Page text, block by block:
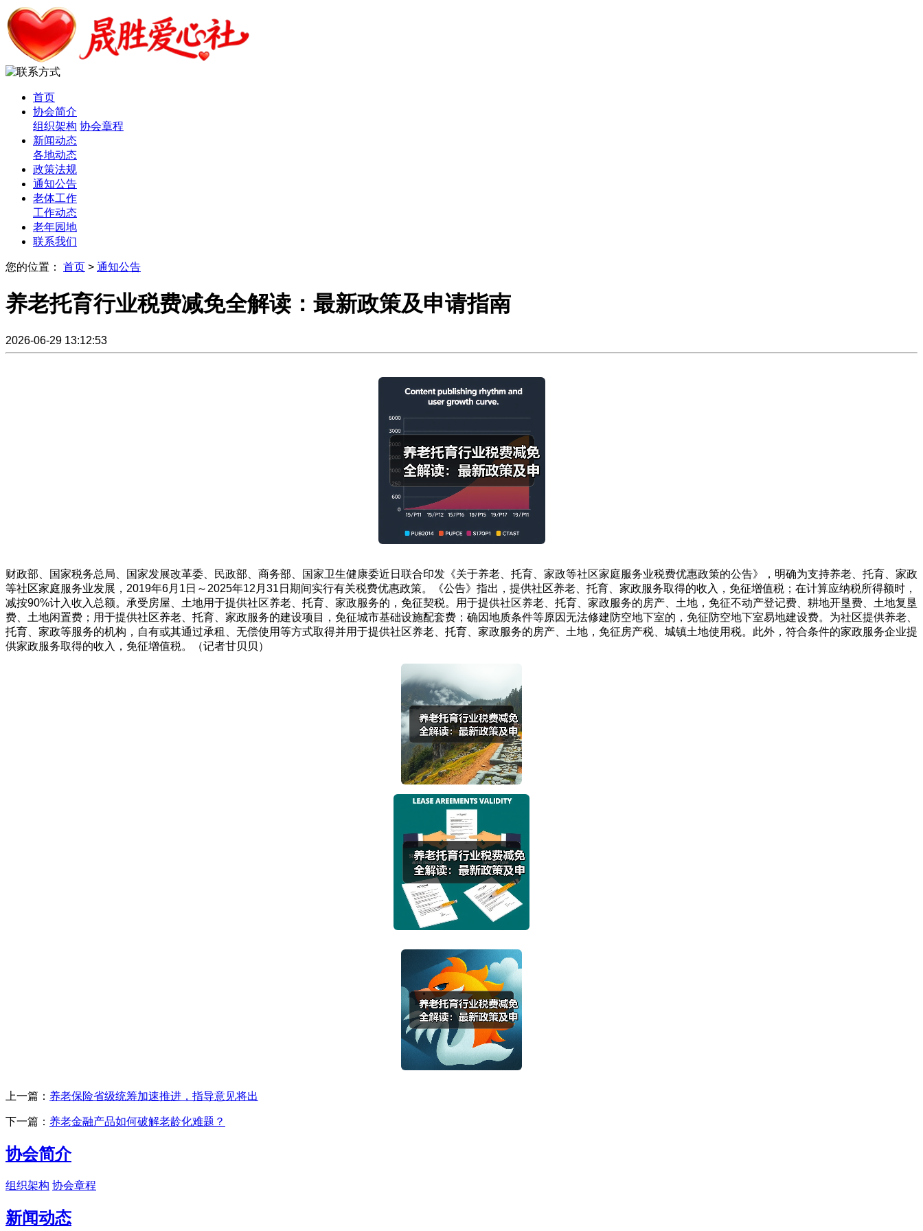
首页
协会简介
组织架构 协会章程
新闻动态
各地动态
政策法规
通知公告
老体工作
工作动态
老年园地
联系我们
您的位置： 首页 > 通知公告
养老托育行业税费减免全解读：最新政策及申请指南
2026-06-29 13:12:53
财政部、国家税务总局、国家发展改革委、民政部、商务部、国家卫生健康委近日联合印发《关于养老、托育、家政等社区家庭服务业税费优惠政策的公告》，明确为支持养老、托育、家政
等社区家庭服务业发展，2019年6月1日～2025年12月31日期间实行有关税费优惠政策。《公告》指出，提供社区养老、托育、家政服务取得的收入，免征增值税；在计算应纳税所得额时，
减按90%计入收入总额。承受房屋、土地用于提供社区养老、托育、家政服务的，免征契税。用于提供社区养老、托育、家政服务的房产、土地，免征不动产登记费、耕地开垦费、土地复垦
费、土地闲置费；用于提供社区养老、托育、家政服务的建设项目，免征城市基础设施配套费；确因地质条件等原因无法修建防空地下室的，免征防空地下室易地建设费。为社区提供养老、
托育、家政等服务的机构，自有或其通过承租、无偿使用等方式取得并用于提供社区养老、托育、家政服务的房产、土地，免征房产税、城镇土地使用税。此外，符合条件的家政服务企业提
供家政服务取得的收入，免征增值税。（记者甘贝贝）
上一篇： 养老保险省级统筹加速推进，指导意见将出
下一篇： 养老金融产品如何破解老龄化难题？
协会简介
组织架构 协会章程
新闻动态